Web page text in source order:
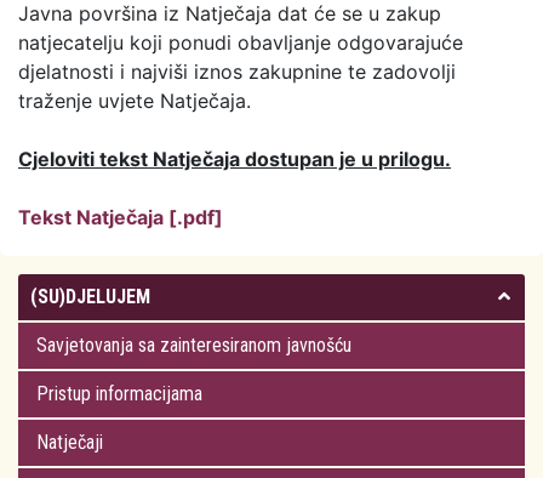
Javna površina iz Natječaja dat će se u zakup
natjecatelju koji ponudi obavljanje odgovarajuće
djelatnosti i najviši iznos zakupnine te zadovolji
traženje uvjete Natječaja.
Cjeloviti tekst Natječaja dostupan je u prilogu.
Tekst Natječaja [.pdf]
(SU)DJELUJEM
Savjetovanja sa zainteresiranom javnošću
Pristup informacijama
Natječaji